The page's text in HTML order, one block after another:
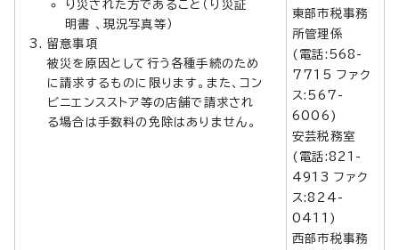
り災された方であること（り災証
明書 、現況写真等）
留意事項
被災を原因として行う各種手続のため
に請求するものに限ります。また、コン
ビニエンスストア等の店舗で請求され
る場合は手数料の免除はありません。
東部市税事務
所管理係
(電話:568-
7715 ファク
ス:567-
6006)
安芸税務室
(電話:821-
4913 ファク
ス:824-
0411)
西部市税事務